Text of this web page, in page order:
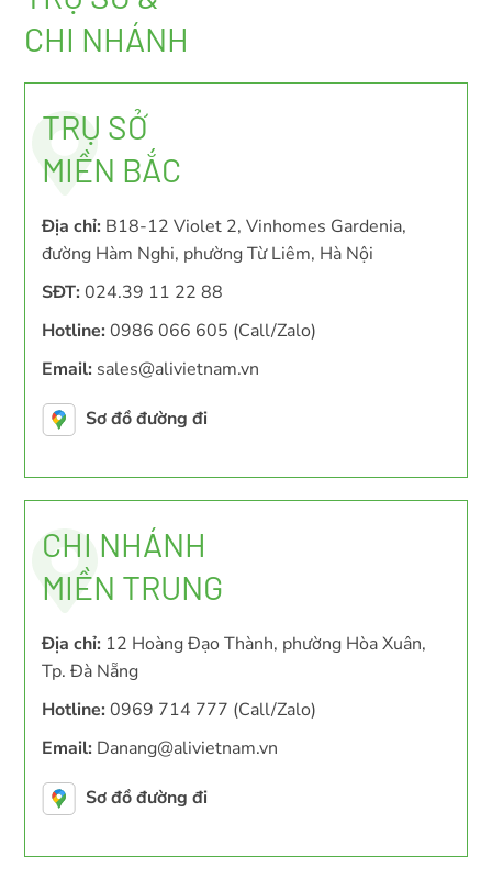
CHI NHÁNH
TRỤ SỞ
MIỀN BẮC
Địa chỉ: B18-12 Violet 2, Vinhomes Gardenia,
đường Hàm Nghi, phường Từ Liêm, Hà Nội
SĐT: 024.39 11 22 88
Hotline: 0986 066 605 (Call/Zalo)
Email: sales@alivietnam.vn
Sơ đồ đường đi
CHI NHÁNH
MIỀN TRUNG
Địa chỉ: 12 Hoàng Đạo Thành, phường Hòa Xuân,
Tp. Đà Nẵng
Hotline: 0969 714 777 (Call/Zalo)
Email: Danang@alivietnam.vn
Sơ đồ đường đi